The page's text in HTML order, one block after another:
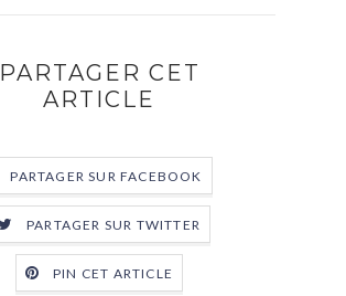
PARTAGER CET
ARTICLE
PARTAGER SUR FACEBOOK
PARTAGER SUR TWITTER
PIN CET ARTICLE